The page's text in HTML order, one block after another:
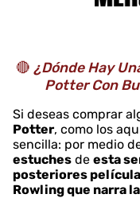
🔴 ¿Dónde Hay
Potter Con
Si deseas comprar
Potter, como los
sencilla: por medio
estuches de esta
posteriores
Rowling que narra